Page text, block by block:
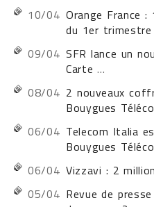
10/04 Orange France
du 1er trimestre
09/04 SFR lance un
Carte ...
08/04 2 nouveaux
Bouygues
06/04 Telecom Italia
Bouygues
06/04 Vizzavi : 2
05/04 Revue de